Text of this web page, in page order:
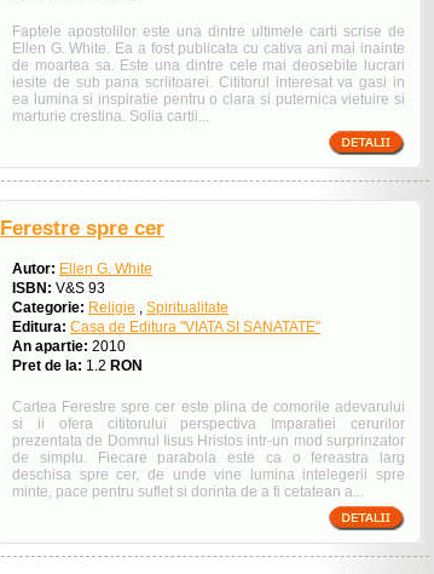
Faptele apostolilor este una dintre ultimele carti scrise de
Ellen G. White. Ea a fost publicata cu cativa ani mai inainte
de moartea sa. Este una dintre cele mai deosebite lucrari
iesite de sub pana scriitoarei. Cititorul interesat va gasi in
ea lumina si inspiratie pentru o clara si puternica vietuire si
marturie crestina. Solia cartii...
Ferestre spre cer
Autor: Ellen G. White
ISBN: V&S 93
Categorie: Religie , Spiritualitate
Editura: Casa de Editura "VIATA SI SANATATE"
An apartie: 2010
Pret de la: 1.2 RON
Cartea Ferestre spre cer este plina de comorile adevarului
si ii ofera cititorului perspectiva Imparatiei cerurilor
prezentata de Domnul Iisus Hristos intr-un mod surprinzator
de simplu. Fiecare parabola este ca o fereastra larg
deschisa spre cer, de unde vine lumina intelegerii spre
minte, pace pentru suflet si dorinta de a fi cetatean a...